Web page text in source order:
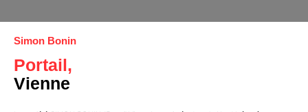
Simon Bonin
Portail,
Vienne